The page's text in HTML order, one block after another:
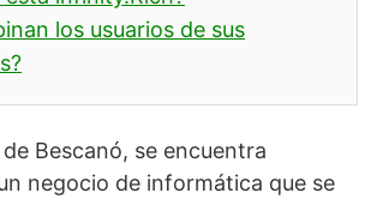
los usuarios de sus
Bescanó, se encuentra
negocio de informática que se